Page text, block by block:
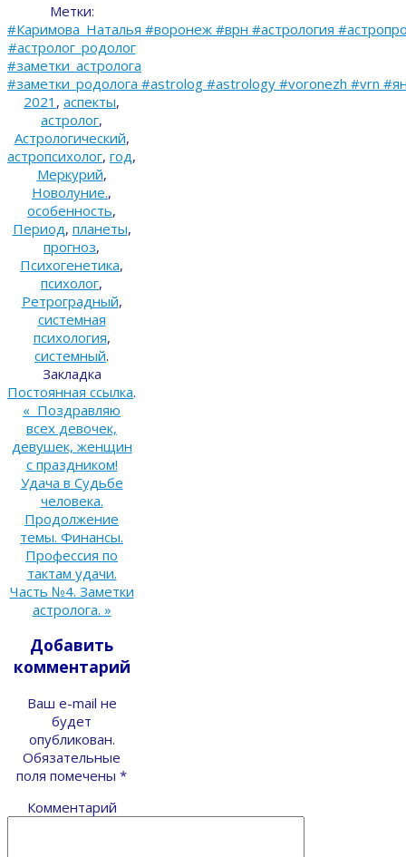
Метки:
#Каримова_Наталья #воронеж #врн #астрология
#астролог_родолог
#заметки_астролога
#заметки_родолога #astrolog #astrology #voronezh #vrn
2021 , аспекты,
астролог,
Астрологический,
астропсихолог, год,
Меркурий,
Новолуние.,
особенность,
Период, планеты,
прогноз,
Психогенетика,
психолог,
Ретроградный,
системная
психология,
системный.
Закладка
Постоянная ссылка.
« Поздравляю
всех девочек,
девушек, женщин
с праздником!
Удача в Судьбе
человека.
Продолжение
темы. Финансы.
Профессия по
тактам удачи.
Часть №4. Заметки
астролога. »
Добавить
комментарий
Ваш e-mail не
будет
опубликован.
Обязательные
поля помечены *
Комментарий